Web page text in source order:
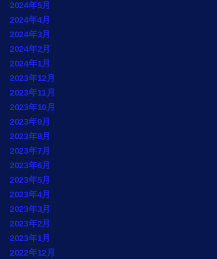
2024年5月
2024年4月
2024年3月
2024年2月
2024年1月
2023年12月
2023年11月
2023年10月
2023年9月
2023年8月
2023年7月
2023年6月
2023年5月
2023年4月
2023年3月
2023年2月
2023年1月
2022年12月